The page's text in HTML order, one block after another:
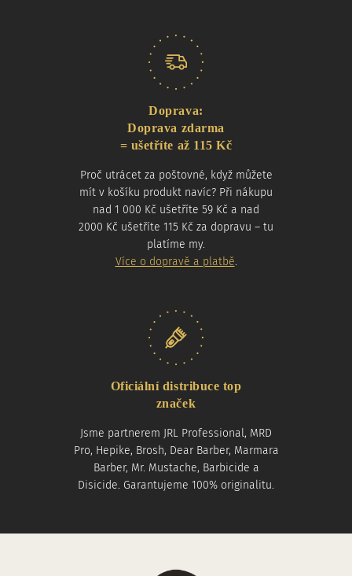
Doprava:
Doprava zdarma
= ušetříte až 115 Kč
Proč utrácet za poštovné, když můžete
mít v košíku produkt navíc? Při nákupu
nad 1 000 Kč ušetříte 59 Kč a nad
2000 Kč ušetříte 115 Kč za dopravu – tu
platíme my.
Více o dopravě a platbě.
Oficiální distribuce top
značek
Jsme partnerem JRL Professional, MRD
Pro, Hepike, Brosh, Dear Barber, Marmara
Barber, Mr. Mustache, Barbicide a
Disicide. Garantujeme 100% originalitu.